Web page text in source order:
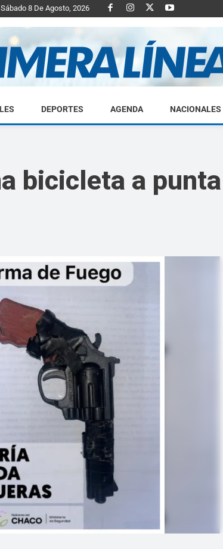
Sábado 8 De Agosto, 2026
Diario
Linea
DEPORTES AGENDA NACIONALES
bicicleta a